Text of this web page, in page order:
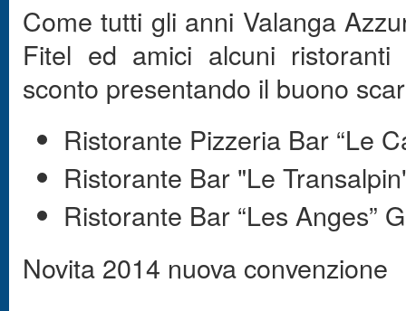
Come tutti gli anni Valanga
Fitel ed amici alcuni
sconto presentando il buono
Ristorante Pizzeria Bar “Le
Ristorante Bar "Le
Ristorante Bar “Les
Novita 2014 nuova convenzione